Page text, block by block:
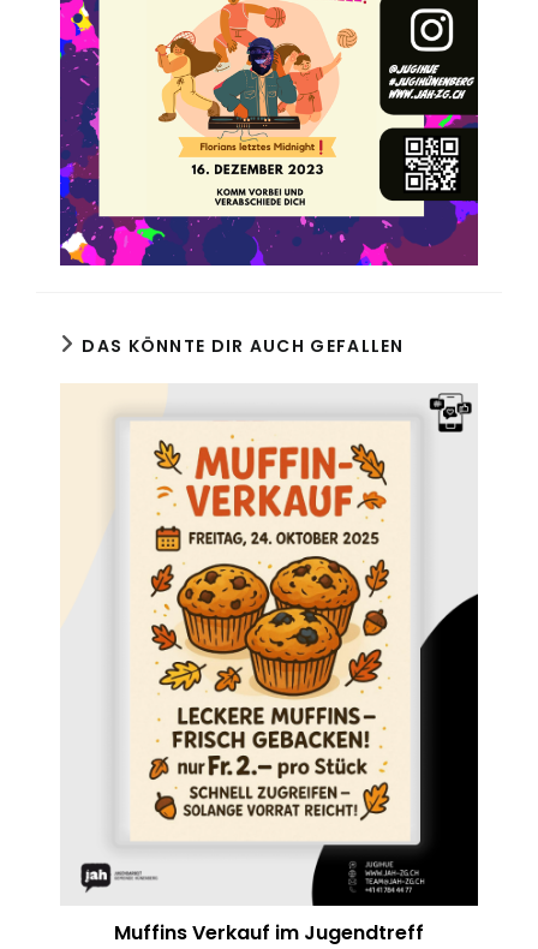
DAS KÖNNTE DIR AUCH GEFALLEN
Muffins Verkauf im Jugendtreff